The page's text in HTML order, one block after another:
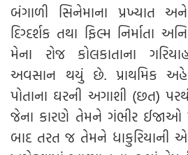
બંગાળી સિનેમાના પ્રખ્યાત
દિગ્દર્શક તથા ફિલ્મ નિર્માતા
મેના રોજ કોલકાતાના
અવસાન થયું છે. પ્રાથમિક
પોતાના ઘરની અગાશી (છત)
જેના કારણે તેમને ગંભીર ઈજાઓ
બાદ તરત જ તેમને ધાકુરિયાની